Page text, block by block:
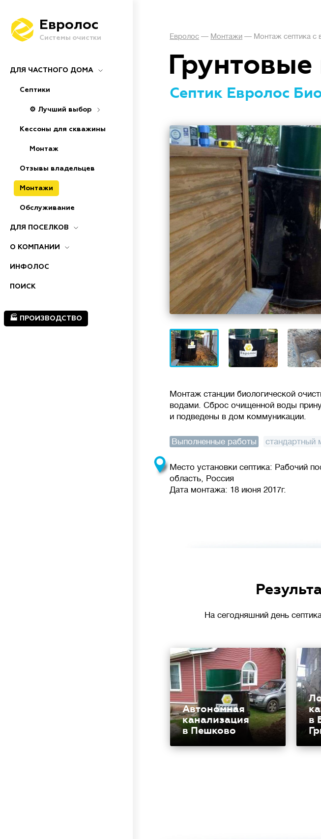
Евролос
Системы очистки
ДЛЯ ЧАСТНОГО ДОМА
Септики
⚙️ Лучший выбор
Кессоны для скважины
Монтаж
Отзывы владельцев
Монтажи
Обслуживание
ДЛЯ ПОСЕЛКОВ
О КОМПАНИИ
ИНФОЛОС
ПОИСК
🏭 ПРОИЗВОДСТВО
Евролос — Монтажи — Монтаж септика с
Септик Евролос
Монтаж станции биологической
водами. Сброс очищенной воды
и подведены в дом коммуникации.
Выполненные работы стандартный
Место установки септика: Рабочий
область, Россия
Дата монтажа: 18 июня 2017г.
На сегодняшний день
Автономная
канализация
в Пешково
в